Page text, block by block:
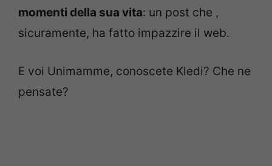
momenti della sua vita: un post che ,
sicuramente, ha fatto impazzire il web.
E voi Unimamme, conoscete Kledi? Che ne
pensate?